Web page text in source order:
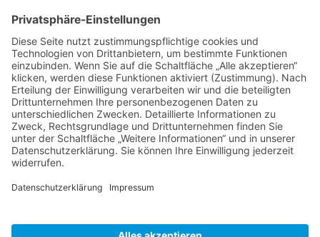
Suche
Datenschutz
Cookie-Einstellungen
Sonstige
Kontakt
Facebook
Anfahrt & Lageplan